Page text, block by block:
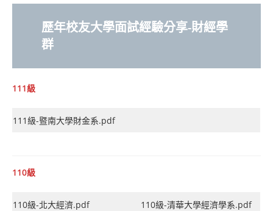
歷年校友大學面試經驗分享-財經學
群
111級
111級-暨南大學財金系.pdf
110級
110級-北大經濟.pdf 110級-清華大學經濟學系.pdf